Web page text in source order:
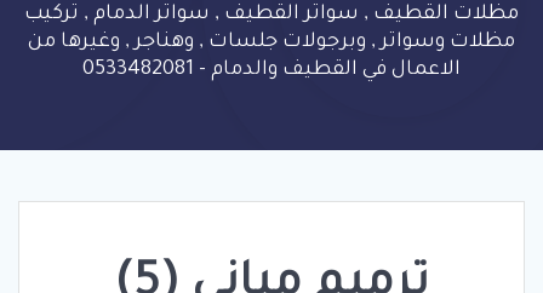
مظلات القطيف , سواتر القطيف , سواتر الدمام , تركيب
مظلات وسواتر , وبرجولات جلسات , وهناجر , وغيرها من
الاعمال في القطيف والدمام - 0533482081